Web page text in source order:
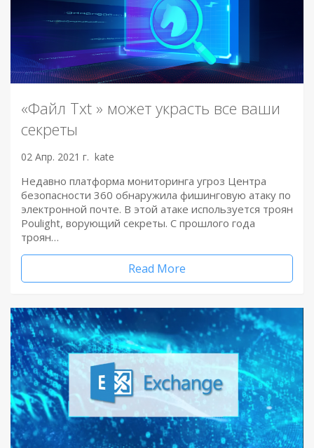
«Файл Txt » может украсть все ваши
секреты
02 Апр. 2021 г. kate
Недавно платформа мониторинга угроз Центра
безопасности 360 обнаружила фишинговую атаку по
электронной почте. В этой атаке используется троян
Poulight, ворующий секреты. С прошлого года
троян…
Read More